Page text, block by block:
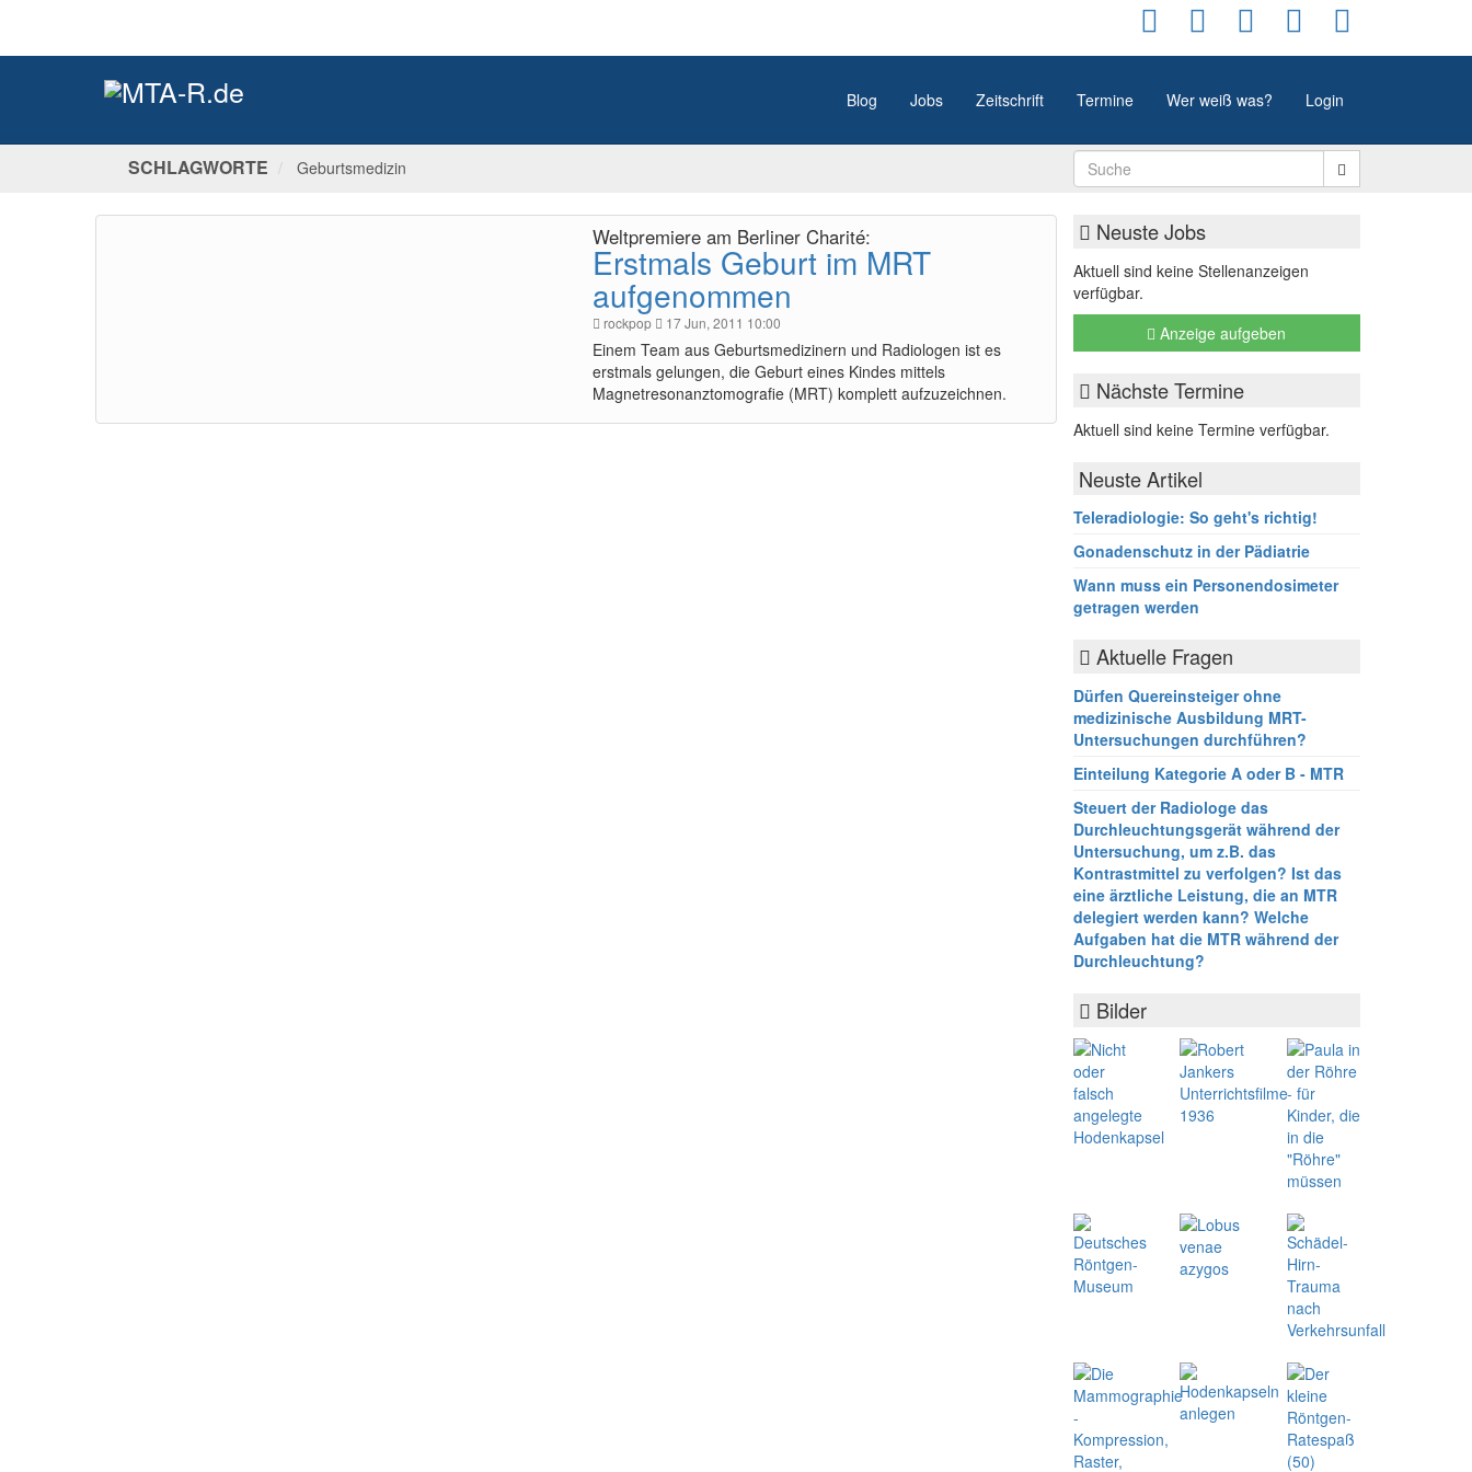
Blog Jobs Zeitschrift Termine Wer weiß was? Login
SCHLAGWORTE Geburtsmedizin
Weltpremiere am Berliner Charité:
Erstmals Geburt im MRT
aufgenommen
rockpop 17 Jun, 2011 10:00
Einem Team aus Geburtsmedizinern und Radiologen ist es
erstmals gelungen, die Geburt eines Kindes mittels
Magnetresonanztomografie (MRT) komplett aufzuzeichnen.
Neuste Jobs
Aktuell sind keine Stellenanzeigen
verfügbar.
Anzeige aufgeben
Nächste Termine
Aktuell sind keine Termine verfügbar.
Neuste Artikel
Teleradiologie: So geht's richtig!
Gonadenschutz in der Pädiatrie
Wann muss ein Personendosimeter
getragen werden
Aktuelle Fragen
Dürfen Quereinsteiger ohne
medizinische Ausbildung MRT-
Untersuchungen durchführen?
Einteilung Kategorie A oder B - MTR
Steuert der Radiologe das
Durchleuchtungsgerät während der
Untersuchung, um z.B. das
Kontrastmittel zu verfolgen? Ist das
eine ärztliche Leistung, die an MTR
delegiert werden kann? Welche
Aufgaben hat die MTR während der
Durchleuchtung?
Bilder